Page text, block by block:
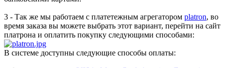
3 - Так же мы работаем с платетежным агрегатором platron, во
время заказа вы можете выбрать этот вариант, перейти на сайт
платрона и оплатить покупку следующими способами:
В системе доступны следующие способы оплаты: